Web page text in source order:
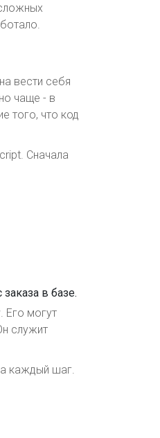
вести себя
чаще - в
того, что код
Сначала
в базе.
Его могут
служит
каждый шаг.